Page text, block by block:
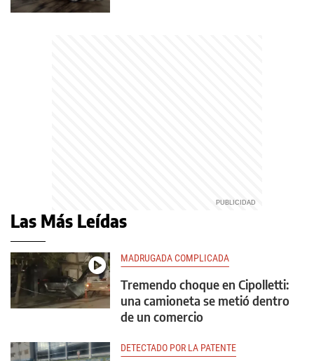
Las Más Leídas
MADRUGADA COMPLICADA
Tremendo choque en Cipolletti:
una camioneta se metió dentro
de un comercio
DETECTADO POR LA PATENTE